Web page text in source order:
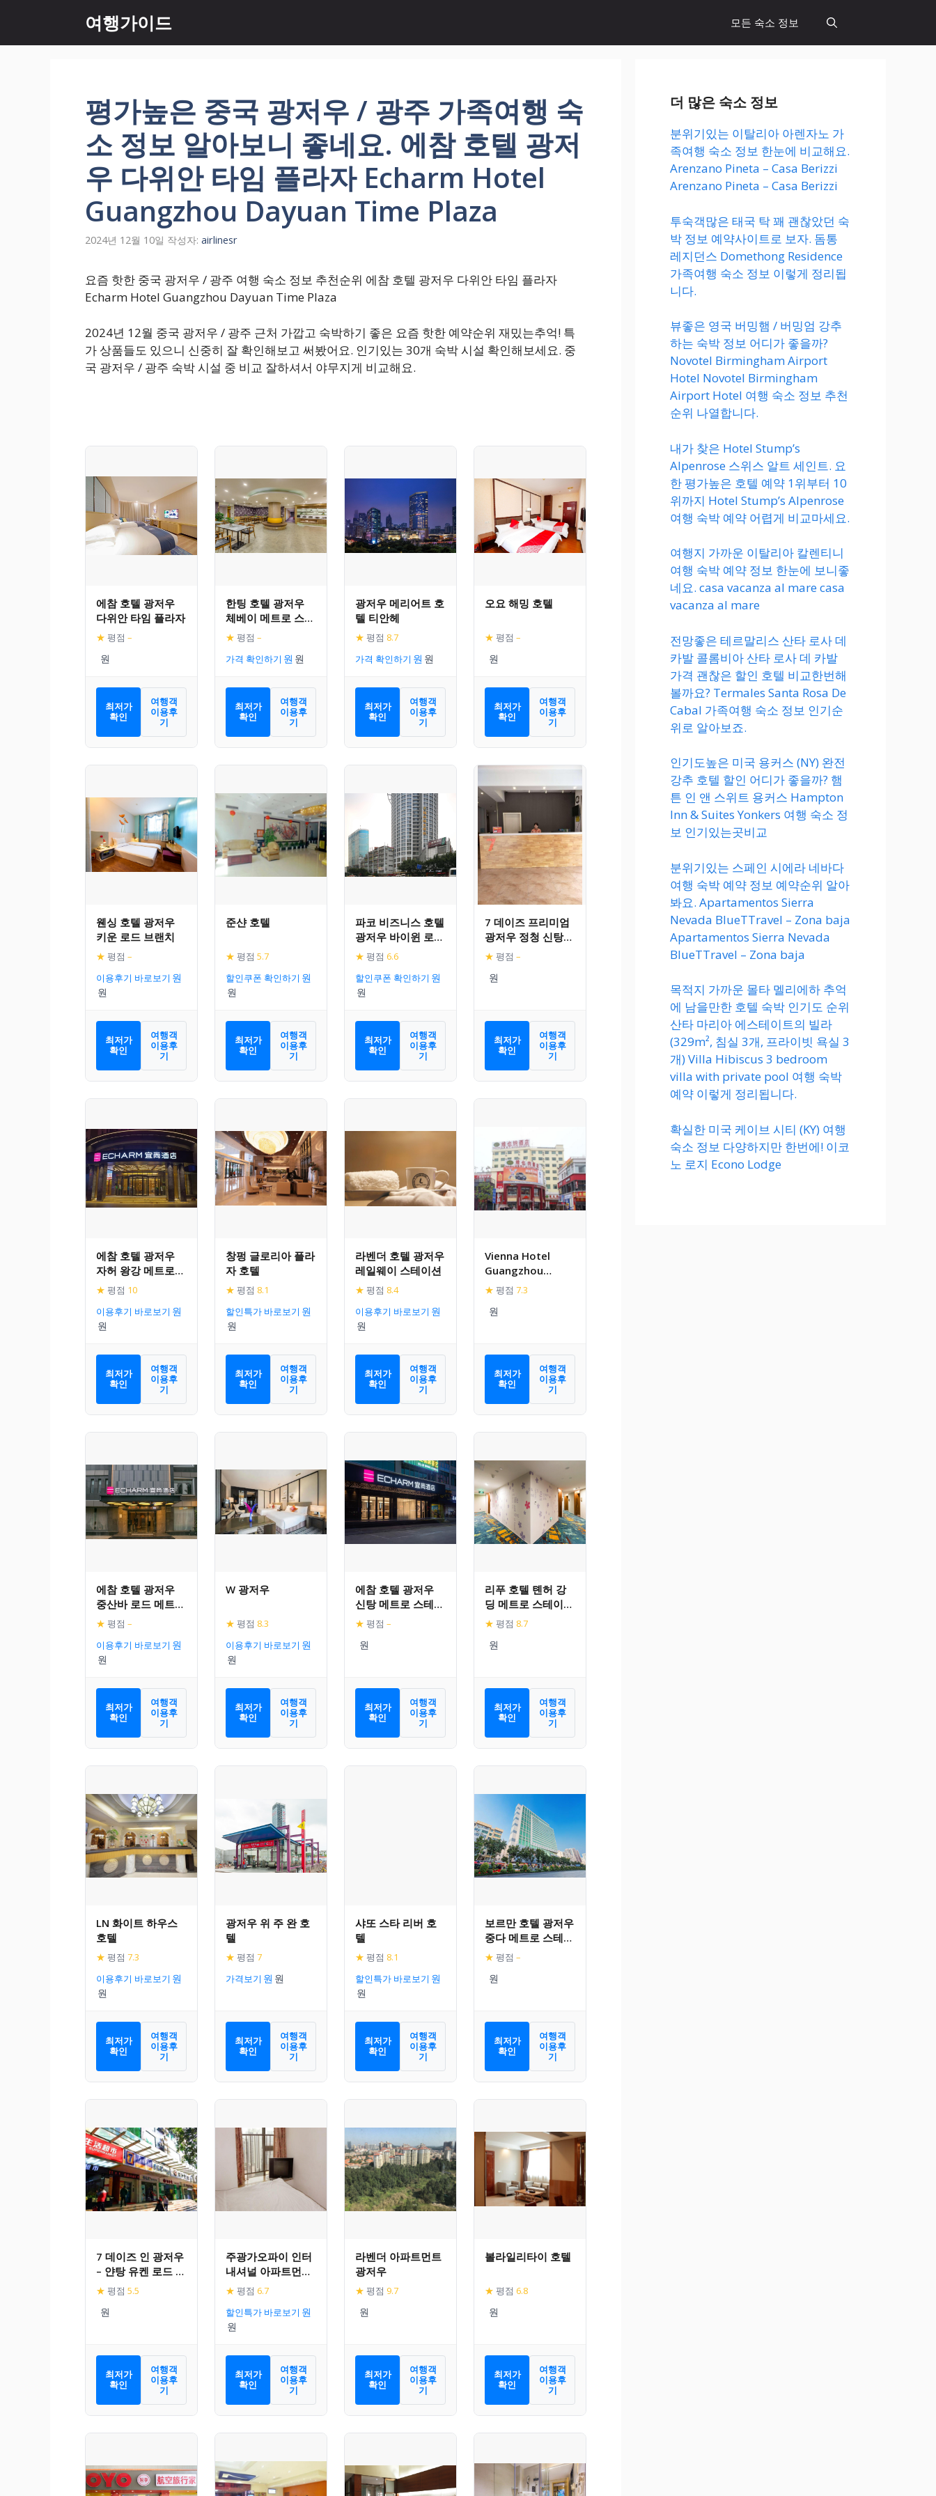
츠
여행가이드 모든 숙소 정보
평가높은 중국 광저우 / 광주 가족여행 숙
소 정보 알아보니 좋네요. 에참 호텔 광저
우 다위안 타임 플라자 Echarm Hotel
Guangzhou Dayuan Time Plaza
2024년 12월 10일 작성자: airlinesr
요즘 핫한 중국 광저우 / 광주 여행 숙소 정보 추천순위 에참 호텔 광저우 다위안 타임 플라자
Echarm Hotel Guangzhou Dayuan Time Plaza
2024년 12월 중국 광저우 / 광주 근처 가깝고 숙박하기 좋은 요즘 핫한 예약순위 재밌는추억! 특
가 상품들도 있으니 신중히 잘 확인해보고 써봤어요. 인기있는 30개 숙박 시설 확인해보세요. 중
국 광저우 / 광주 숙박 시설 중 비교 잘하셔서 야무지게 비교해요.
에참 호텔 광저우
다위안 타임 플라자
★ 평점 –
최저가
확인
여행객
이용후
기
한팅 호텔 광저우
체베이 메트로 스테
이션
★ 평점 –
가격 확인하기
최저가
확인
여행객
이용후
기
광저우 메리어트 호
텔 티안헤
★ 평점 8.7
가격 확인하기
최저가
확인
여행객
이용후
기
오요 해밍 호텔
★ 평점 –
최저가
확인
여행객
이용후
기
웬싱 호텔 광저우
키운 로드 브랜치
★ 평점 –
이용후기 바로보기
최저가
확인
여행객
이용후
기
준샨 호텔
★ 평점 5.7
할인쿠폰 확인하기
최저가
확인
여행객
이용후
기
파코 비즈니스 호텔
광저우 바이윈 로드
브랜치
★ 평점 6.6
할인쿠폰 확인하기
최저가
확인
여행객
이용후
기
7 데이즈 프리미엄
광저우 정청 신탕
플라자
★ 평점 –
최저가
확인
여행객
이용후
기
에참 호텔 광저우
자허 왕강 메트로
스테이션
★ 평점 10
이용후기 바로보기
최저가
확인
여행객
이용후
기
창펑 글로리아 플라
자 호텔
★ 평점 8.1
할인특가 바로보기
최저가
확인
여행객
이용후
기
라벤더 호텔 광저우
레일웨이 스테이션
★ 평점 8.4
이용후기 바로보기
최저가
확인
여행객
이용후
기
Vienna Hotel
Guangzhou
Baiyun
International
Airport Renhe
★ 평점 7.3
최저가
확인
여행객
이용후
기
에참 호텔 광저우
중산바 로드 메트로
스테이션
★ 평점 –
이용후기 바로보기
최저가
확인
여행객
이용후
기
W 광저우
★ 평점 8.3
이용후기 바로보기
최저가
확인
여행객
이용후
기
에참 호텔 광저우
신탕 메트로 스테이
션 선시티
★ 평점 –
최저가
확인
여행객
이용후
기
리푸 호텔 톈허 강
딩 메트로 스테이션
광저우
★ 평점 8.7
최저가
확인
여행객
이용후
기
LN 화이트 하우스
호텔
★ 평점 7.3
이용후기 바로보기
최저가
확인
여행객
이용후
기
광저우 위 주 완 호
텔
★ 평점 7
가격보기
최저가
확인
여행객
이용후
기
샤또 스타 리버 호
텔
★ 평점 8.1
할인특가 바로보기
최저가
확인
여행객
이용후
기
보르만 호텔 광저우
중다 메트로 스테이
션 파저우 컨벤션
엑시비션
★ 평점 –
최저가
확인
여행객
이용후
기
7 데이즈 인 광저우
– 얀탕 유켄 로드 브
랜치
★ 평점 5.5
최저가
확인
여행객
이용후
기
주광가오파이 인터
내셔널 아파트먼트
호텔
★ 평점 6.7
할인특가 바로보기
최저가
확인
여행객
이용후
기
라벤더 아파트먼트
광저우
★ 평점 9.7
최저가
확인
여행객
이용후
기
볼라일리타이 호텔
★ 평점 6.8
최저가
확인
여행객
이용후
기
더 많은 숙소 정보
분위기있는 이탈리아 아렌자노 가
족여행 숙소 정보 한눈에 비교해요.
Arenzano Pineta – Casa Berizzi
Arenzano Pineta – Casa Berizzi
투숙객많은 태국 탁 꽤 괜찮았던 숙
박 정보 예약사이트로 보자. 돔통
레지던스 Domethong Residence
가족여행 숙소 정보 이렇게 정리됩
니다.
뷰좋은 영국 버밍햄 / 버밍엄 강추
하는 숙박 정보 어디가 좋을까?
Novotel Birmingham Airport
Hotel Novotel Birmingham
Airport Hotel 여행 숙소 정보 추천
순위 나열합니다.
내가 찾은 Hotel Stump’s
Alpenrose 스위스 알트 세인트. 요
한 평가높은 호텔 예약 1위부터 10
위까지 Hotel Stump’s Alpenrose
여행 숙박 예약 어렵게 비교마세요.
여행지 가까운 이탈리아 칼렌티니
여행 숙박 예약 정보 한눈에 보니좋
네요. casa vacanza al mare casa
vacanza al mare
전망좋은 테르말리스 산타 로사 데
카발 콜롬비아 산타 로사 데 카발
가격 괜찮은 할인 호텔 비교한번해
볼까요? Termales Santa Rosa De
Cabal 가족여행 숙소 정보 인기순
위로 알아보죠.
인기도높은 미국 용커스 (NY) 완전
강추 호텔 할인 어디가 좋을까? 햄
튼 인 앤 스위트 용커스 Hampton
Inn & Suites Yonkers 여행 숙소 정
보 인기있는곳비교
분위기있는 스페인 시에라 네바다
여행 숙박 예약 정보 예약순위 알아
봐요. Apartamentos Sierra
Nevada BlueTTravel – Zona baja
Apartamentos Sierra Nevada
BlueTTravel – Zona baja
목적지 가까운 몰타 멜리에하 추억
에 남을만한 호텔 숙박 인기도 순위
산타 마리아 에스테이트의 빌라
(329m², 침실 3개, 프라이빗 욕실 3
개) Villa Hibiscus 3 bedroom
villa with private pool 여행 숙박
예약 이렇게 정리됩니다.
확실한 미국 케이브 시티 (KY) 여행
숙소 정보 다양하지만 한번에! 이코
노 로지 Econo Lodge